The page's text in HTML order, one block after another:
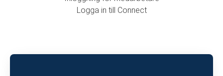
Logga in till Connect